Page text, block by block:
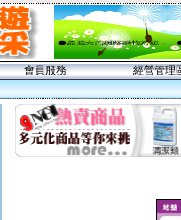
會員服務
經營管理